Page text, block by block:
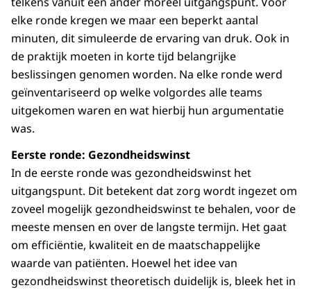
elke ronde kregen we maar een beperkt aantal
minuten, dit simuleerde de ervaring van druk. Ook in
de praktijk moeten in korte tijd belangrijke
beslissingen genomen worden. Na elke ronde werd
geïnventariseerd op welke volgordes alle teams
uitgekomen waren en wat hierbij hun argumentatie
was.
Eerste ronde: Gezondheidswinst
In de eerste ronde was gezondheidswinst het
uitgangspunt. Dit betekent dat zorg wordt ingezet om
zoveel mogelijk gezondheidswinst te behalen, voor de
meeste mensen en over de langste termijn. Het gaat
om efficiëntie, kwaliteit en de maatschappelijke
waarde van patiënten. Hoewel het idee van
gezondheidswinst theoretisch duidelijk is, bleek het in